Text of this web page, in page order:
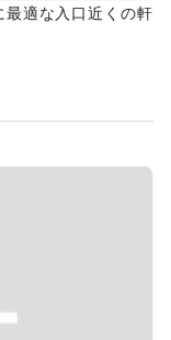
最適な入口近くの軒